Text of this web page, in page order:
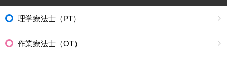
理学療法士（PT）
作業療法士（OT）